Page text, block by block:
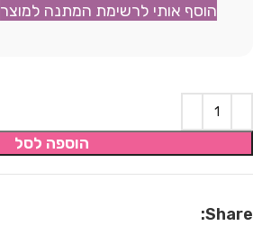
הוסף אותי לרשימת המתנה למוצר
הוספה לסל
Share: